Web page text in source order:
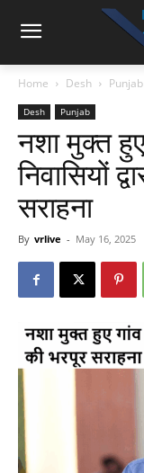
Home Desh Punjab
Desh Punjab
नशा मुक्त
निवासियों
सराहना
By vrlive - May 16, 2025